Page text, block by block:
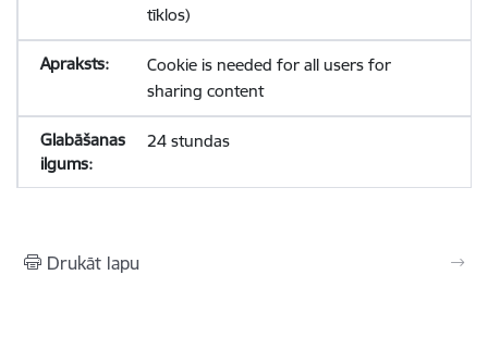
tīklos)
Cookie is needed for all users for
sharing content
24 stundas
Drukāt lapu